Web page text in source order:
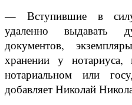
— Вступившие в
удаленно выдавать
документов,
хранении у нотариуса,
нотариальном или
добавляет Николай